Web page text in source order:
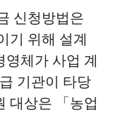
신청방법은
기 위해 설계
체가 사업 계
기관이 타당
대상은 「농업